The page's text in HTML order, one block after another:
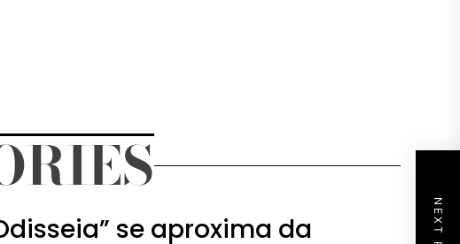
se aproxima da